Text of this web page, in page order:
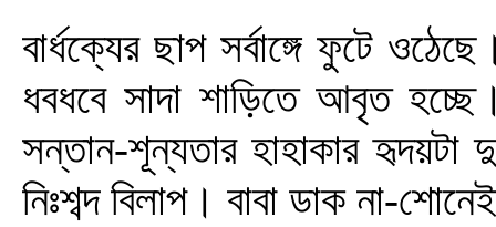
বার্ধক্যের ছাপ সর্বাঙ্গে ফুটে
ধবধবে সাদা শাড়িতে আবৃত
সন্তান-শূন্যতার হাহাকার
নিঃশব্দ বিলাপ। বাবা ডাক না-